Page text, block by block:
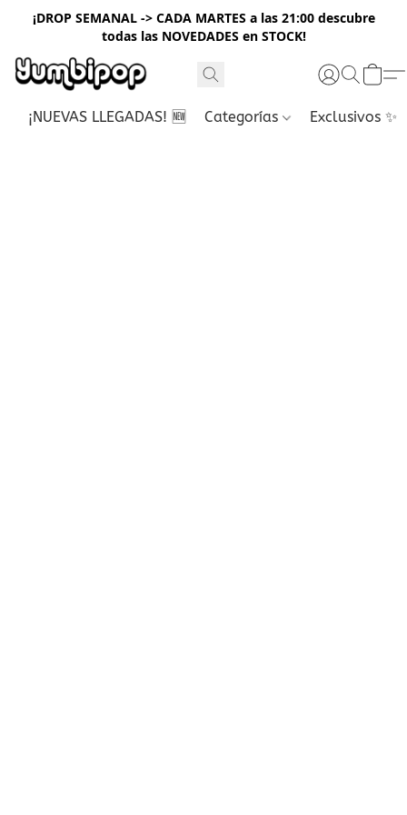
¡DROP SEMANAL -> CADA MARTES a las 21:00 descubre
todas las NOVEDADES en STOCK!
¡NUEVAS LLEGADAS! 🆕 Categorías Exclusivos ✨